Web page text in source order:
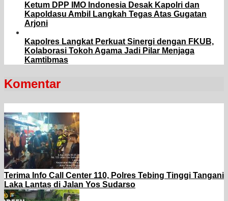
Ketum DPP IMO Indonesia Desak Kapolri dan
Kapoldasu Ambil Langkah Tegas Atas Gugatan
Arjoni
Kapolres Langkat Perkuat Sinergi dengan FKUB,
Kolaborasi Tokoh Agama Jadi Pilar Menjaga
Kamtibmas
Komentar
Terima Info Call Center 110, Polres Tebing Tinggi Tangani
Laka Lantas di Jalan Yos Sudarso